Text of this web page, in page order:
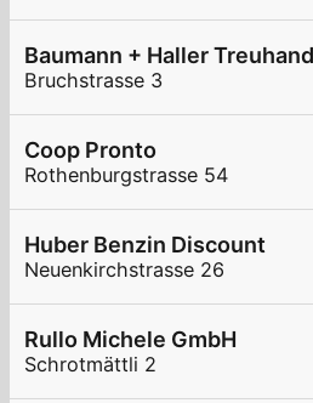
Baumann + Haller
Bruchstrasse 3
Coop Pronto
Rothenburgstrasse 54
Huber Benzin Discount
Neuenkirchstrasse 26
Rullo Michele GmbH
Schrotmättli 2